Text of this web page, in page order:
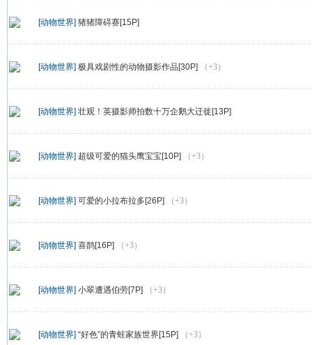
[动物世界] 猪猪障碍赛[15P]
[动物世界] 极具戏剧性的动物摄影作品[30P] （+3）
[动物世界] 壮观！英摄影师拍数十万企鹅大迁徙[13P]
[动物世界] 超级可爱的猫头鹰宝宝[10P] （+3）
[动物世界] 可爱的小拉布拉多[26P] （+3）
[动物世界] 喜鹊[16P] （+3）
[动物世界] 小翠遭遇伯劳[7P] （+3）
[动物世界] “好色”的青蛙家族世界[15P] （+3）